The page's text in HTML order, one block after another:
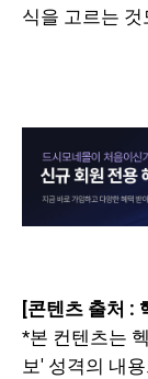
식을 고르는
[콘텐츠 출처 :
*본 컨텐츠는
보' 성격의 내